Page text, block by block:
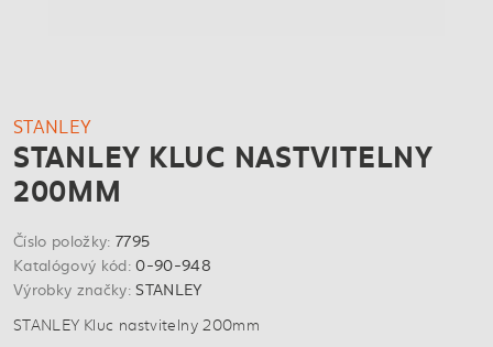
STANLEY
STANLEY KLUC NASTVITELNY
200MM
Číslo položky: 7795
Katalógový kód:0-90-948
Výrobky značky:STANLEY
STANLEY Kluc nastvitelny 200mm